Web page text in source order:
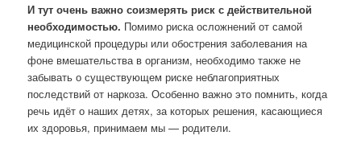
И тут очень важно соизмерять риск с действительной
необходимостью. Помимо риска осложнений от самой
медицинской процедуры или обострения заболевания на
фоне вмешательства в организм, необходимо также не
забывать о существующем риске неблагоприятных
последствий от наркоза. Особенно важно это помнить, когда
речь идёт о наших детях, за которых решения, касающиеся
их здоровья, принимаем мы — родители.